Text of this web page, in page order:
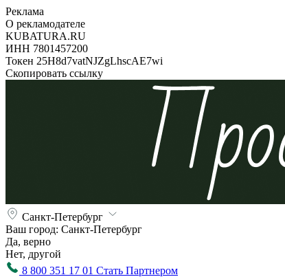
Реклама
О рекламодателе
KUBATURA.RU
ИНН 7801457200
Токен 25H8d7vatNJZgLhscAE7wi
Скопировать ссылку
Санкт-Петербург
Ваш город: Санкт-Петербург
Да, верно
Нет, другой
8 800 351 17 01 Стать Партнером